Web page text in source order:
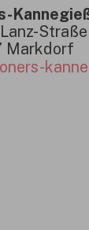
Markdorf